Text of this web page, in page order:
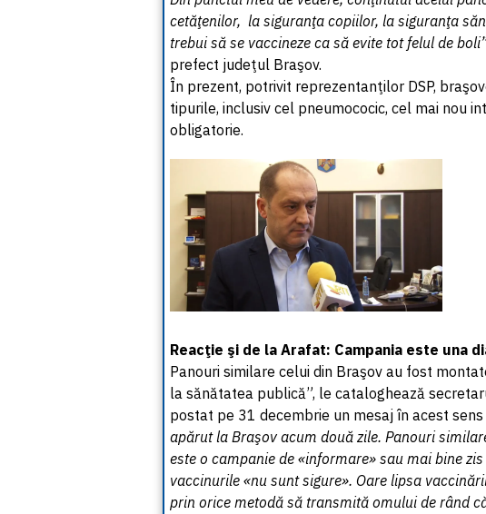
cetăţenilor, la siguranţa copiilor, la siguranţa
trebui să se vaccineze ca să evite tot felul de
prefect judeţul Braşov.
În prezent, potrivit reprezentanţilor DSP,
tipurile, inclusiv cel pneumococic, cel mai nou
obligatorie.
Reacţie şi de la Arafat: Campania este una
Panouri similare celui din Braşov au fost
la sănătatea publică”, le cataloghează
postat pe 31 decembrie un mesaj în acest sens
apărut la Braşov acum două zile. Panouri
este o campanie de «informare» sau mai bine
vaccinurile «nu sunt sigure». Oare lipsa
prin orice metodă să transmită omului de rând